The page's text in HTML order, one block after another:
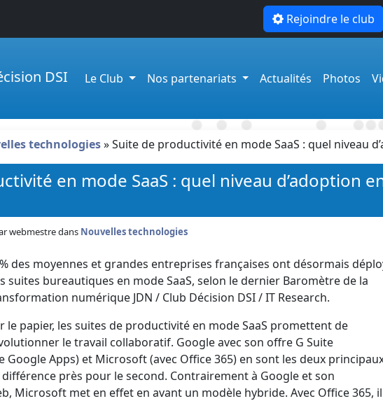
Rejoindre le club
DSI Le Club Nos partenariats Actualités Photos
technologies»Suite de productivité en mode SaaS : quel niveau
en mode SaaS : quel niveau d’adoption
webmestre dans Nouvelles technologies
des moyennes et grandes entreprises françaises ont désormais
suites bureautiques en mode SaaS, selon le dernier Baromètre de la
numérique JDN / Club Décision DSI / IT Research.
le papier, les suites de productivité en mode SaaS promettent de
le travail collaboratif. Google avec son offre G Suite
Google Apps) et Microsoft (avec Office 365) en sont les deux
près pour le second. Contrairement à Google et son
Microsoft met en effet en avant un modèle hybride. Avec Office 365, il